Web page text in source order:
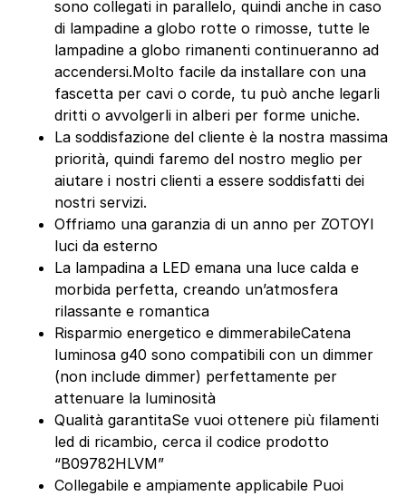
sono collegati in parallelo, quindi anche in caso
di lampadine a globo rotte o rimosse, tutte le
lampadine a globo rimanenti continueranno ad
accendersi.Molto facile da installare con una
fascetta per cavi o corde, tu può anche legarli
dritti o avvolgerli in alberi per forme uniche.
La soddisfazione del cliente è la nostra massima
priorità, quindi faremo del nostro meglio per
aiutare i nostri clienti a essere soddisfatti dei
nostri servizi.
Offriamo una garanzia di un anno per ZOTOYI
luci da esterno
La lampadina a LED emana una luce calda e
morbida perfetta, creando un’atmosfera
rilassante e romantica
Risparmio energetico e dimmerabileCatena
luminosa g40 sono compatibili con un dimmer
(non include dimmer) perfettamente per
attenuare la luminosità
Qualità garantitaSe vuoi ottenere più filamenti
led di ricambio, cerca il codice prodotto
“B09782HLVM”
Collegabile e ampiamente applicabile Puoi